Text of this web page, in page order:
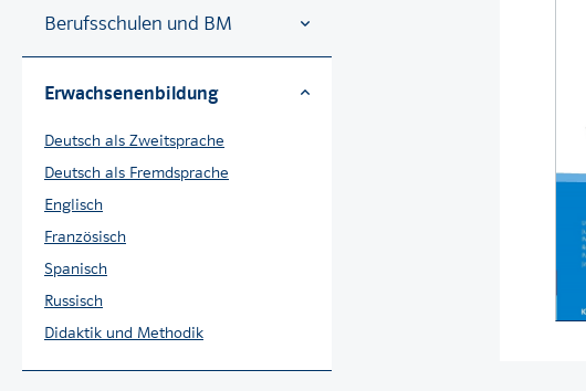
Berufsschulen und BM
Erwachsenenbildung
Deutsch als Zweitsprache
Deutsch als Fremdsprache
Englisch
Französisch
Spanisch
Russisch
Didaktik und Methodik